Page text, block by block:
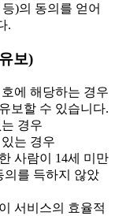
)의 동의를 얻어
.
보)
에 해당하는 경우
보할 수 있습니다.
경우
는 경우
사람이 14세 미만
의를 득하지 않았
서비스의 효율적